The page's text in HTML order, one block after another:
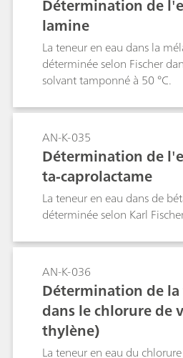
Détermination de
lamine
La teneur en eau dans la
déterminée selon Fischer
solvant tamponné à 50 °C.
AN-K-035
Détermination de
ta-caprolactame
La teneur en eau dans de
déterminée selon Karl
AN-K-036
Détermination de
dans le chlorure de
thylène)
La teneur en eau du